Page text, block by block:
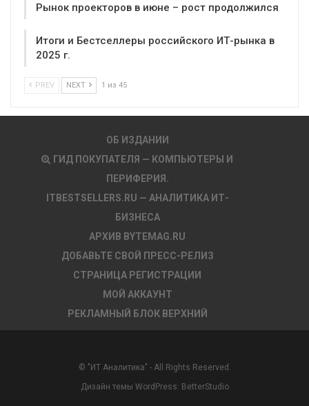
Рынок проекторов в июне – рост продолжился
Итоги и Бестселлеры российского ИТ-рынка в
2025 г.
PREV NEXT 1 из 45
ОБ ИЗДАНИИ
ГИД ПОКУПАТЕЛЯ — КОМПЬЮТЕРЫ И
ПЕРИФЕРИЯ.
ITBESTSELLERS.RU — АНАЛИТИКА ИТ-
БИЗНЕСА
АРХИВ BYTEMAG.RU
ДОБАВЬТЕ СВОЙ ПРЕСС-РЕЛИЗ
СТРАНИЦА РЕГИСТРАЦИИ
МОЙ АККАУНТ
РЕКЛАМНЫЙ БЛОК ВЕРХНИЙ
© "ИТ Аналитика" - All Rights Reserved.
Дизайн темы WordPress: BetterStudio